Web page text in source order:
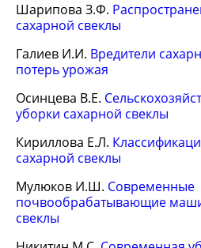
Шарипова З.Ф.
сахарной свеклы
Галиев И.И. Вредители
потерь урожая
Осинцева В.Е.
уборки сахарной свеклы
Кириллова Е.Л.
сахарной свеклы
Мулюков И.Ш. Современные
почвообрабатывающие
свеклы